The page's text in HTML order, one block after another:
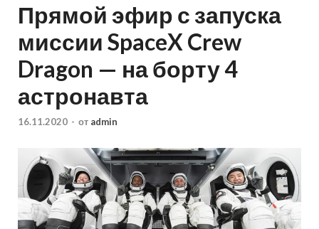
Прямой эфир с запуска
миссии SpaceX Crew
Dragon — на борту 4
астронавта
16.11.2020 - от admin